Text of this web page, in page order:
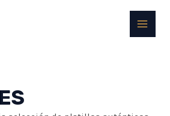
MAIN